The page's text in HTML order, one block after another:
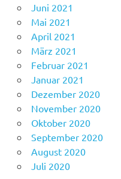
Juni 2021
Mai 2021
April 2021
März 2021
Februar 2021
Januar 2021
Dezember 2020
November 2020
Oktober 2020
September 2020
August 2020
Juli 2020